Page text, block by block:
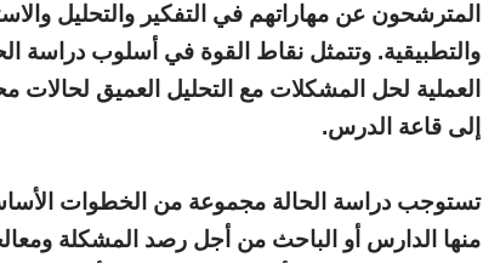
المترشحون عن مهاراتهم في التفكير والتحليل
والتطبيقية. وتتمثل نقاط القوة في أسلوب دراسة
العملية لحل المشكلات مع التحليل العميق لحالات
إلى قاعة الدرس.
تستوجب دراسة الحالة مجموعة من الخطوات
منها الدارس أو الباحث من أجل رصد المشكلة